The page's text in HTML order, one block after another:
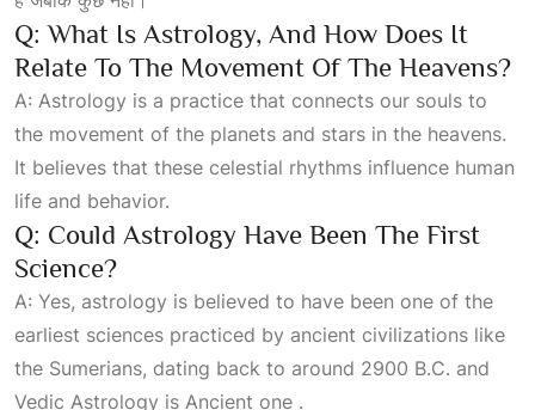
Q: What Is Astrology, And How Does It
Relate To The Movement Of The Heavens?
A: Astrology is a practice that connects our souls to
the movement of the planets and stars in the heavens.
It believes that these celestial rhythms influence human
life and behavior.
Q: Could Astrology Have Been The First
Science?
A: Yes, astrology is believed to have been one of the
earliest sciences practiced by ancient civilizations like
the Sumerians, dating back to around 2900 B.C. and
Vedic Astrology is Ancient one .